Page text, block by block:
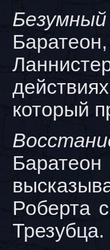
который
Роберта
Трезубца.